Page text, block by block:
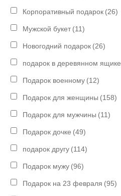
Корпоративный подарок (26)
Мужской букет (11)
Новогодний подарок (26)
подарок в деревянном ящике
Подарок военному (12)
Подарок для женщины (158)
Подарок для мужчины (11)
Подарок дочке (49)
подарок другу (114)
Подарок мужу (96)
Подарок на 23 февраля (95)